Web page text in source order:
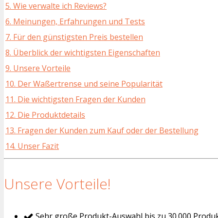
5. Wie verwalte ich Reviews?
6. Meinungen, Erfahrungen und Tests
7. Für den günstigsten Preis bestellen
8. Überblick der wichtigsten Eigenschaften
9. Unsere Vorteile
10. Der Waßertrense und seine Popularität
11. Die wichtigsten Fragen der Kunden
12. Die Produktdetails
13. Fragen der Kunden zum Kauf oder der Bestellung
14. Unser Fazit
Unsere Vorteile!